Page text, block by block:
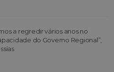
a regredir vários anos no
do Governo Regional”,